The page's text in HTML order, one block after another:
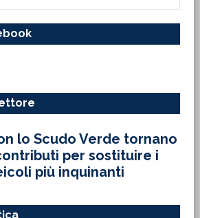
lo Scudo Verde tornano
per sostituire i
più inquinanti